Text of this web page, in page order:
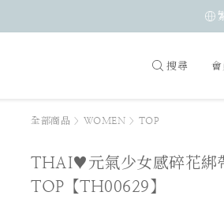
搜尋 會
全部商品 > WOMEN > TOP
THAI♥元氣少女感碎花綁
TOP【TH00629】